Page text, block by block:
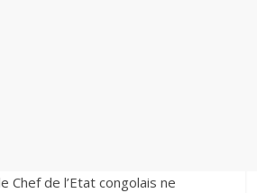
Chef de l’Etat congolais ne